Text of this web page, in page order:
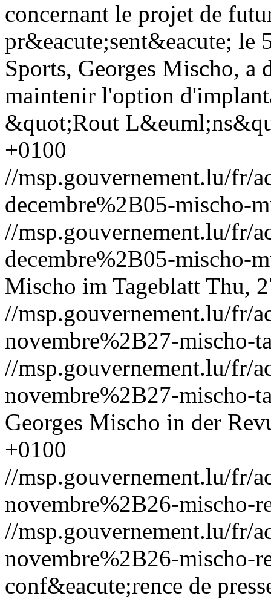
concernant le projet de
pr&eacute;sent&eacute; le
Sports, Georges Mischo, a
maintenir l'option
&quot;Rout
+0100
//msp.gouvernement.lu/fr/
decembre%2B05-mischo-
//msp.gouvernement.lu/fr/
decembre%2B05-mischo-
Mischo im Tageblatt Thu,
//msp.gouvernement.lu/fr/
novembre%2B27-mischo-
//msp.gouvernement.lu/fr/
novembre%2B27-mischo-
Georges Mischo in der
+0100
//msp.gouvernement.lu/fr/
novembre%2B26-mischo-
//msp.gouvernement.lu/fr/
novembre%2B26-mischo-
conf&eacute;rence de